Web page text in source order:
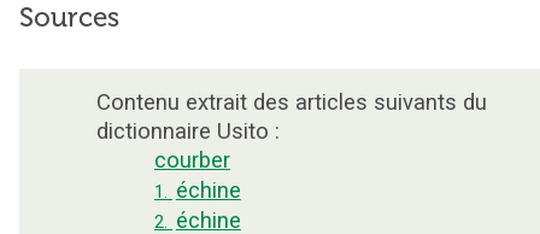
Sources
Contenu extrait des articles suivants du
dictionnaire Usito :
courber
1. échine
2. échine